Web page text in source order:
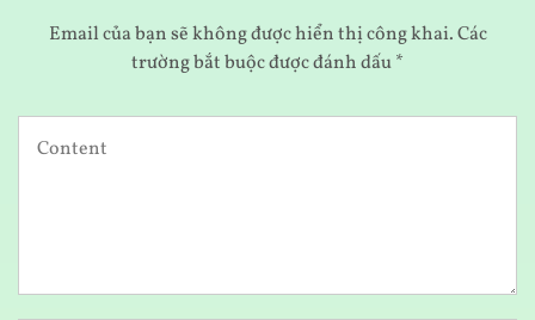
Email của bạn sẽ không được hiển thị công khai.Các
trường bắt buộc được đánh dấu*